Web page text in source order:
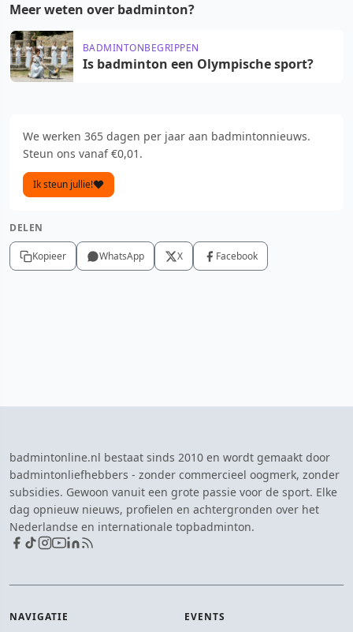
Meer weten over badminton?
BADMINTONBEGRIPPEN
Is badminton een Olympische sport?
We werken 365 dagen per jaar aan badmintonnieuws.
Steun ons vanaf €0,01.
Ik steun jullie!
DELEN
Kopieer WhatsApp X Facebook
badmintonline.nl bestaat sinds 2010 en wordt gemaakt door
badmintonliefhebbers - zonder commercieel oogmerk, zonder
subsidies. Gewoon vanuit een grote passie voor de sport. Elke
dag opnieuw nieuws, profielen en achtergronden over het
Nederlandse en internationale topbadminton.
NAVIGATIE EVENTS